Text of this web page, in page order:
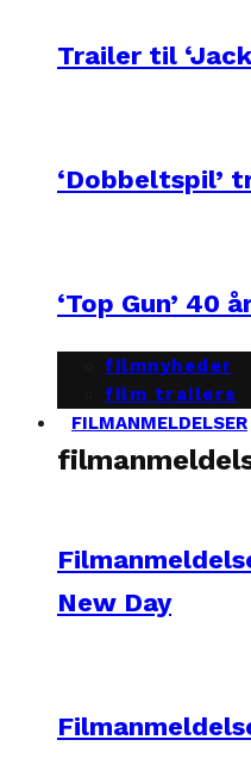
Trailer til
‘Dobbeltspil’
‘Top Gun’ 40
filmnyheder
film trailers
FILMANMELDELSER
New Day